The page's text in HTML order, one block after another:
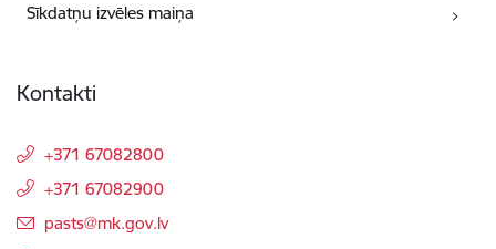
Sīkdatņu izvēles maiņa
Kontakti
+371 67082800
+371 67082900
E-pasts:
pasts@mk.gov.lv